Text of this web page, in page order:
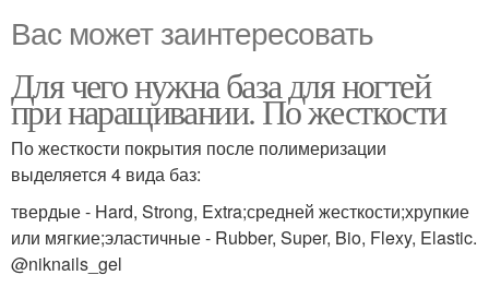
Вас может заинтересовать
Для чего нужна база для ногтей
при наращивании. По жесткости
По жесткости покрытия после полимеризации
выделяется 4 вида баз:
твердые - Hard, Strong, Extra;средней жесткости;хрупкие
или мягкие;эластичные - Rubber, Super, Bio, Flexy, Elastic.
@niknails_gel